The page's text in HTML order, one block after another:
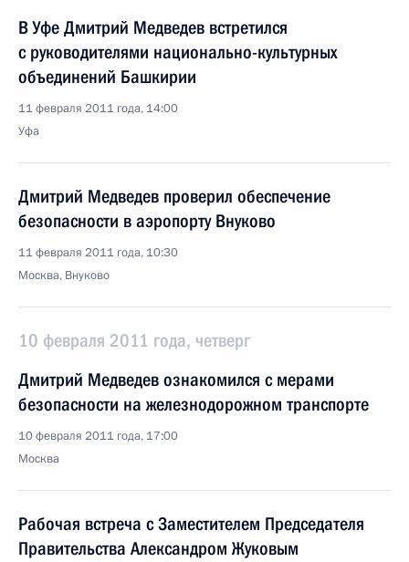
В Уфе Дмитрий Медведев встретился
с руководителями национально-культурных
объединений Башкирии
11 февраля 2011 года, 14:00
Уфа
Дмитрий Медведев проверил обеспечение
безопасности в аэропорту Внуково
11 февраля 2011 года, 10:30
Москва, Внуково
10 февраля 2011 года, четверг
Дмитрий Медведев ознакомился с мерами
безопасности на железнодорожном транспорте
10 февраля 2011 года, 17:00
Москва
Рабочая встреча с Заместителем Председателя
Правительства Александром Жуковым